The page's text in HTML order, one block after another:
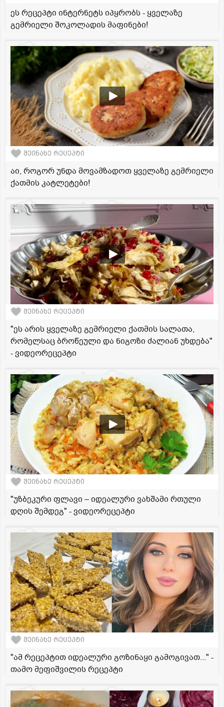
ეს რეცეპტი ინტერნეტს იპყრობს - ყველაზე
გემრიელი შოკოლადის მაფინები!
შეინახე რეცეპტი
აი, როგორ უნდა მოვამზადოთ ყველაზე გემრიელი
ქათმის კატლეტები!
შეინახე რეცეპტი
"ეს არის ყველაზე გემრიელი ქათმის სალათა,
რომელსაც ბროწეული და ნიგოზი ძალიან უხდება"
- ვიდეორეცეპტი
შეინახე რეცეპტი
"უზბეკური ფლავი – იდეალური ვახშამი რთული
დღის შემდეგ" - ვიდეორეცეპტი
შეინახე რეცეპტი
"ამ რეცეპტით იდეალური გოზინაყი გამოგივათ..." -
თამო მეფიშვილის რეცეპტი